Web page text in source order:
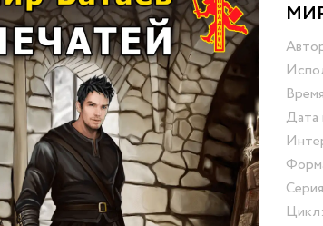
Дата
Цикл: